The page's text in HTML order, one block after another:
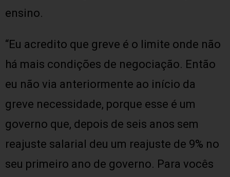
ensino.
“Eu acredito que greve é o limite onde não
há mais condições de negociação. Então
eu não via anteriormente ao início da
greve necessidade, porque esse é um
governo que, depois de seis anos sem
reajuste salarial deu um reajuste de 9% no
seu primeiro ano de governo. Para vocês